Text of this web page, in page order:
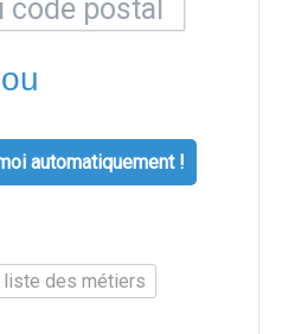
ou
automatiquement !
liste des métiers